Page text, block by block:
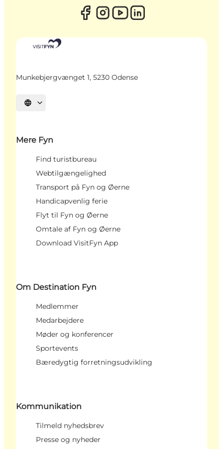
Munkebjergvænget 1, 5230 Odense
Vælg sprog
Mere Fyn
Find turistbureau
Webtilgængelighed
Transport på Fyn og Øerne
Handicapvenlig ferie
Flyt til Fyn og Øerne
Omtale af Fyn og Øerne
Download VisitFyn App
Om Destination Fyn
Medlemmer
Medarbejdere
Møder og konferencer
Sportevents
Bæredygtig forretningsudvikling
Kommunikation
Tilmeld nyhedsbrev
Presse og nyheder